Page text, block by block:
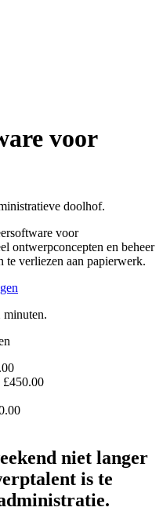
voor
doolhof.
voor
ontwerpconcepten en beheer
te verliezen aan papierwerk.
minuten.
£450.00
niet langer
is te